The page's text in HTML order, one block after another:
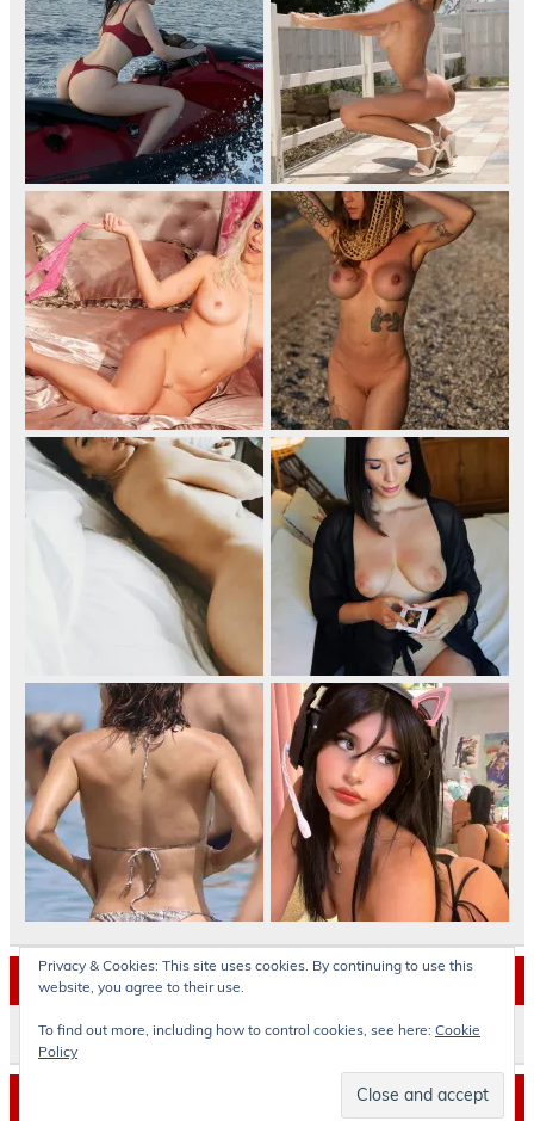
Archives
Archives
Privacy & Cookies: This site uses cookies. By continuing to use this
website, you agree to their use.
To find out more, including how to control cookies, see here: Cookie
Policy